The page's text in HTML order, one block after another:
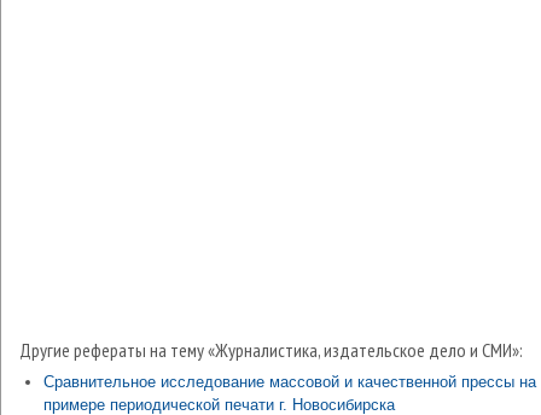
Другие рефераты на тему «Журналистика, издательское дело и СМИ»:
Сравнительное исследование массовой и качественной прессы на
примере периодической печати г. Новосибирска